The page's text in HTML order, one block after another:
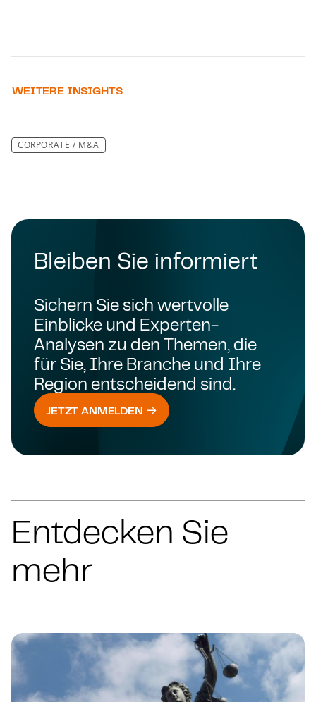
WEITERE INSIGHTS
CORPORATE / M&A
Bleiben Sie informiert
Sichern Sie sich wertvolle
Einblicke und Experten-
Analysen zu den Themen, die
für Sie, Ihre Branche und Ihre
Region entscheidend sind.
JETZT ANMELDEN
Entdecken Sie
mehr